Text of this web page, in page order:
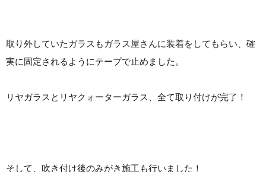
取り外していたガラスもガラス屋さんに装着をしてもらい、確
実に固定されるようにテープで止めました。
リヤガラスとリヤクォーターガラス、全て取り付けが完了！
そして、吹き付け後のみがき施工も行いました！